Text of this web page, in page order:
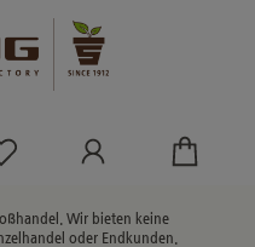
Du hast 0 Produkte
Wir bieten keine
oder Endkunden.